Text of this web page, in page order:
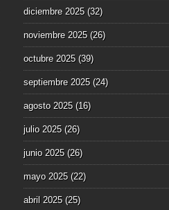
diciembre 2025(32)
noviembre 2025(26)
octubre 2025(39)
septiembre 2025(24)
agosto 2025(16)
julio 2025(26)
junio 2025(26)
mayo 2025(22)
abril 2025(25)